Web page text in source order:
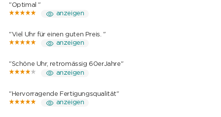
"Optimal "
anzeigen
"Viel Uhr für einen guten Preis. "
anzeigen
"Schöne Uhr, retromässig 60erJahre"
anzeigen
"Hervorragende Fertigungsqualität"
anzeigen